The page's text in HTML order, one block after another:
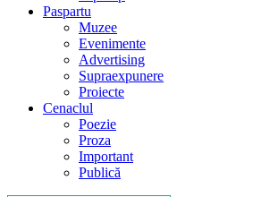
Paspartu
Muzee
Evenimente
Advertising
Supraexpunere
Proiecte
Cenaclul
Poezie
Proza
Important
Publică